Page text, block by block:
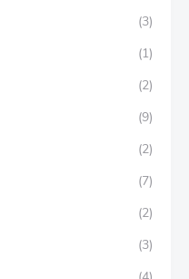
(3)
(1)
(2)
(9)
(2)
(7)
(2)
(3)